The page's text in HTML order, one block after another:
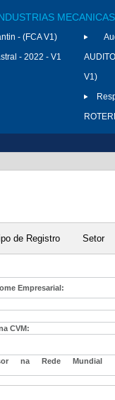
- (FCA V1)
- 2022 - V1
V1)